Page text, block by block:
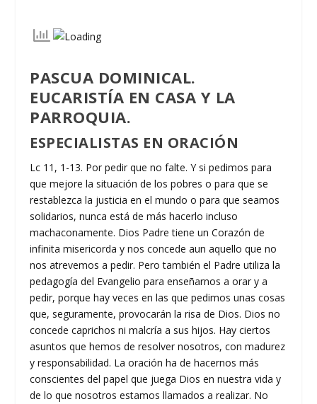
PASCUA DOMINICAL.
EUCARISTÍA EN CASA Y LA
PARROQUIA.
ESPECIALISTAS EN ORACIÓN
Lc 11, 1-13. Por pedir que no falte. Y si pedimos para
que mejore la situación de los pobres o para que se
restablezca la justicia en el mundo o para que seamos
solidarios, nunca está de más hacerlo incluso
machaconamente. Dios Padre tiene un Corazón de
infinita misericorda y nos concede aun aquello que no
nos atrevemos a pedir. Pero también el Padre utiliza la
pedagogía del Evangelio para enseñarnos a orar y a
pedir, porque hay veces en las que pedimos unas cosas
que, seguramente, provocarán la risa de Dios. Dios no
concede caprichos ni malcría a sus hijos. Hay ciertos
asuntos que hemos de resolver nosotros, con madurez
y responsabilidad. La oración ha de hacernos más
conscientes del papel que juega Dios en nuestra vida y
de lo que nosotros estamos llamados a realizar. No